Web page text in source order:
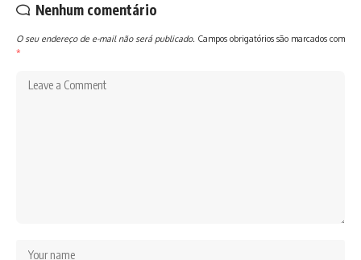
Nenhum comentário
O seu endereço de e-mail não será publicado. Campos obrigatórios são marcados com
*